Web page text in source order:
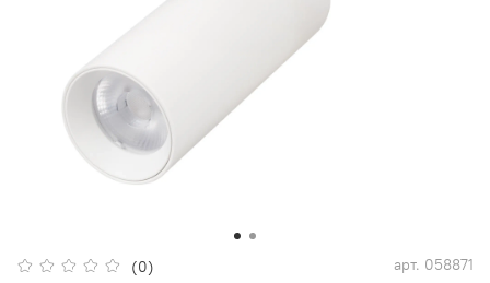
(0) арт. 058871